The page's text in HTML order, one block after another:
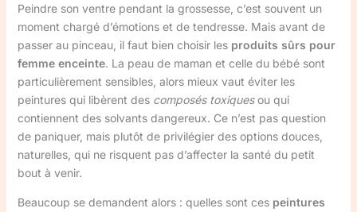
Peindre son ventre pendant la grossesse, c’est souvent un
moment chargé d’émotions et de tendresse. Mais avant de
passer au pinceau, il faut bien choisir les produits sûrs pour
femme enceinte. La peau de maman et celle du bébé sont
particulièrement sensibles, alors mieux vaut éviter les
peintures qui libèrent des composés toxiquesou qui
contiennent des solvants dangereux. Ce n’est pas question
de paniquer, mais plutôt de privilégier des options douces,
naturelles, qui ne risquent pas d’affecter la santé du petit
bout à venir.
Beaucoup se demandent alors : quelles sont ces peintures